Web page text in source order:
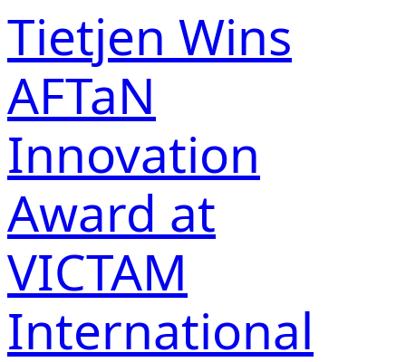
Tietjen Wins
AFTaN
Innovation
Award at
VICTAM
International